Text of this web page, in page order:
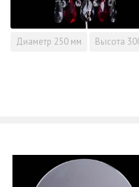
Диаметр 250 мм Высота